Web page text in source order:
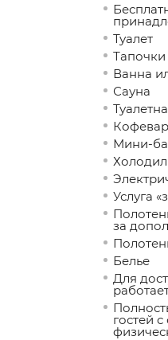
Туалет
Тапочки
Ванна
Сауна
Мини-
Услуга
за
Белье
Для
гостей